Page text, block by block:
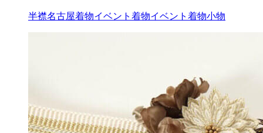
半襟名古屋着物イベント 着物イベント 着物小物